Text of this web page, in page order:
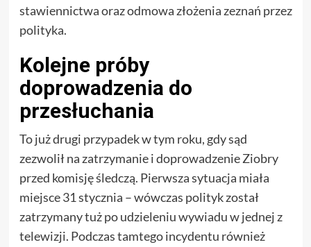
stawiennictwa oraz odmowa złożenia zeznań przez
polityka.
Kolejne próby
doprowadzenia do
przesłuchania
To już drugi przypadek w tym roku, gdy sąd
zezwolił na zatrzymanie i doprowadzenie Ziobry
przed komisję śledczą. Pierwsza sytuacja miała
miejsce 31 stycznia – wówczas polityk został
zatrzymany tuż po udzieleniu wywiadu w jednej z
telewizji. Podczas tamtego incydentu również